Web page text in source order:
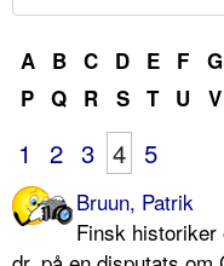
A B C D E F G
P Q R S T U V
1 2 3 4 5
Bruun, Patrik
Finsk historiker